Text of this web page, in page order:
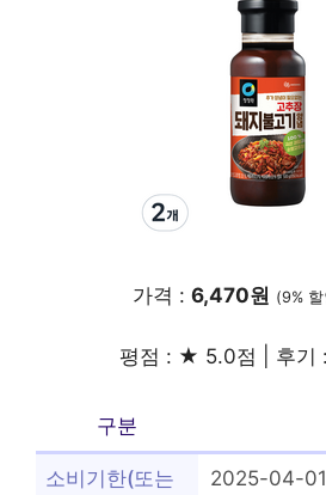
가격 : 6,470원 (9%
평점 : ★ 5.0점 | 후기
구분
소비기한(또는
2025-04-01